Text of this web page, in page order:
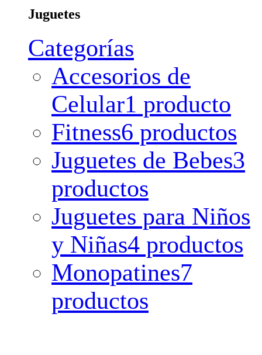
Juguetes
Categorías
Accesorios de
Celular1 producto
Fitness6 productos
Juguetes de Bebes3
productos
Juguetes para Niños
y Niñas4 productos
Monopatines7
productos